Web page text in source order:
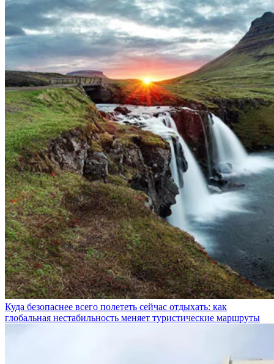
Куда безопаснее всего полететь сейчас отдыхать: как
глобальная нестабильность меняет туристические маршруты